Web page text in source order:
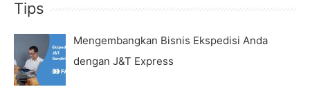
Tips
Mengembangkan Bisnis Ekspedisi Anda
dengan J&T Express